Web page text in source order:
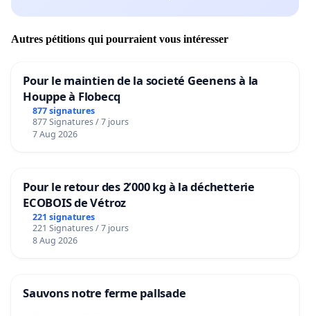
Autres pétitions qui pourraient vous intéresser
Pour le maintien de la societé Geenens à la
Houppe à Flobecq
877 signatures
877 Signatures / 7 jours
7 Aug 2026
Pour le retour des 2’000 kg à la déchetterie
ECOBOIS de Vétroz
221 signatures
221 Signatures / 7 jours
8 Aug 2026
Sauvons notre ferme pallsade